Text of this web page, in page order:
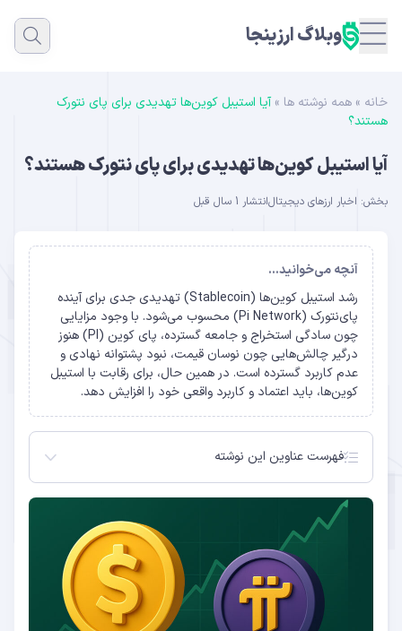
وبلاگ ارزینجا
خانه » همه نوشته ها » آیا استیبل ‌کوین‌ها تهدیدی برای پای‌ نتورک
هستند؟
آیا استیبل ‌کوین‌ها تهدیدی برای پای‌ نتورک هستند؟
بخش: اخبار ارزهای دیجیتالانتشار 1 سال قبل
آنچه می‌خوانید...
رشد استیبل ‌کوین‌ها (Stablecoin) تهدیدی جدی برای آینده
پای‌نتورک (Pi Network) محسوب می‌شود. با وجود مزایایی
چون سادگی استخراج و جامعه گسترده، پای کوین (PI) هنوز
درگیر چالش‌هایی چون نوسان قیمت، نبود پشتوانه نهادی و
عدم کاربرد گسترده است. در همین حال، برای رقابت با استیبل
‌کوین‌ها، باید اعتماد و کاربرد واقعی خود را افزایش دهد.
فهرست عناوین این نوشته
ادامه چالش‌های قیمتی